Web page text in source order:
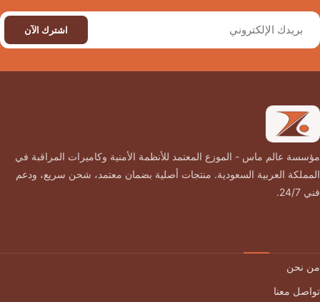
اشترك الآن
مؤسسة عالم ماس - الموزع المعتمد للأنظمة الأمنية وكاميرات المراقبة في
المملكة العربية السعودية. منتجات أصلية بضمان معتمد، شحن سريع، ودعم
فني 24/7.
من نحن
تواصل معنا